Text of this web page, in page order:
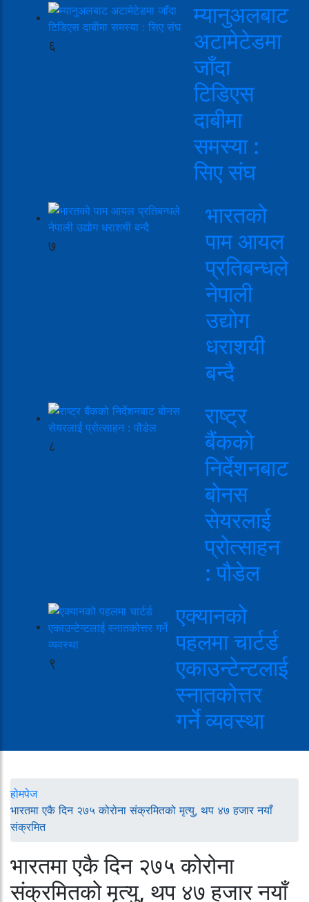
६
म्यानुअलबाट
अटामेटेडमा
जाँदा
टिडिएस
दाबीमा
समस्या :
सिए संघ
७
भारतको
पाम आयल
प्रतिबन्धले
नेपाली
उद्योग
धराशयी
बन्दै
८
राष्ट्र
बैंकको
निर्देशनबाट
बोनस
सेयरलाई
प्रोत्साहन
: पौडेल
९
एक्यानको
पहलमा चार्टर्ड
एकाउन्टेन्टलाई
स्नातकोत्तर
गर्ने व्यवस्था
होमपेज
भारतमा एकै दिन २७५ कोरोना संक्रमितको मृत्यु, थप ४७ हजार नयाँ
संक्रमित
भारतमा एकै दिन २७५ कोरोना
संक्रमितको मृत्यु, थप ४७ हजार नयाँ